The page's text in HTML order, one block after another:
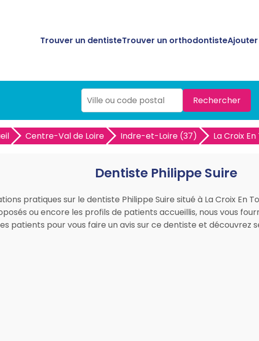
Trouver un dentisteTrouver un orthodontiste
Rechercher
Centre-Val de Loire Indre-et-Loire (37) La Croix
Dentiste Philippe Suire
pratiques sur le dentiste Philippe Suire situé à La Croix En
ou encore les profils de patients accueillis, nous vous
patients pour vous faire un avis sur ce dentiste et